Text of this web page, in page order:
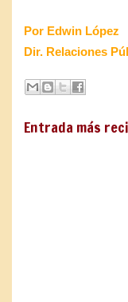
Por Edwin López
Dir. Relaciones
Entrada más